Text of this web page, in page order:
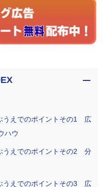
うえでのポイントその1 広
ハウ
うえでのポイントその2 分
うえでのポイントその3 広